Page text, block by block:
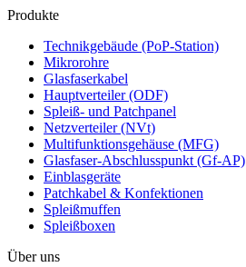
Produkte
Technikgebäude (PoP-Station)
Mikrorohre
Glasfaserkabel
Hauptverteiler (ODF)
Spleiß- und Patchpanel
Netzverteiler (NVt)
Multifunktionsgehäuse (MFG)
Glasfaser-Abschlusspunkt (Gf-AP)
Einblasgeräte
Patchkabel & Konfektionen
Spleißmuffen
Spleißboxen
Über uns